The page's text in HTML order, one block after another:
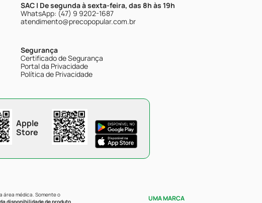
SAC | De segunda à sexta-feira, das 8h às 19h
WhatsApp: (47) 9 9202-1687
atendimento@precopopular.com.br
Segurança
Certificado de Segurança
Portal da Privacidade
Política de Privacidade
Apple
Store
área médica. Somente o
disponibilidade de produto UMA MARCA